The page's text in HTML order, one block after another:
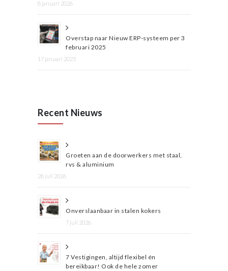
8 januari 2026
Overstap naar Nieuw ERP-systeem per 3
februari 2025
17 januari 2025
Recent Nieuws
Groeten aan de doorwerkers met staal,
rvs & aluminium
28 juli 2026
Onverslaanbaar in stalen kokers
7 juli 2026
7 Vestigingen, altijd flexibel én
bereikbaar! Ook de hele zomer